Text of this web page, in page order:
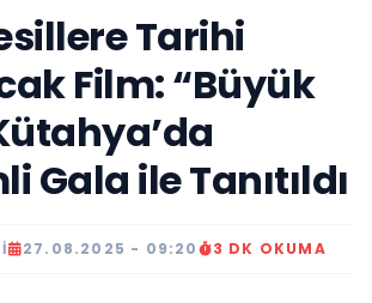
Tarihi
Film: “Büyük
Gala ile Tanıtıldı
27.08.2025 - 09:20 3 DK OKUMA